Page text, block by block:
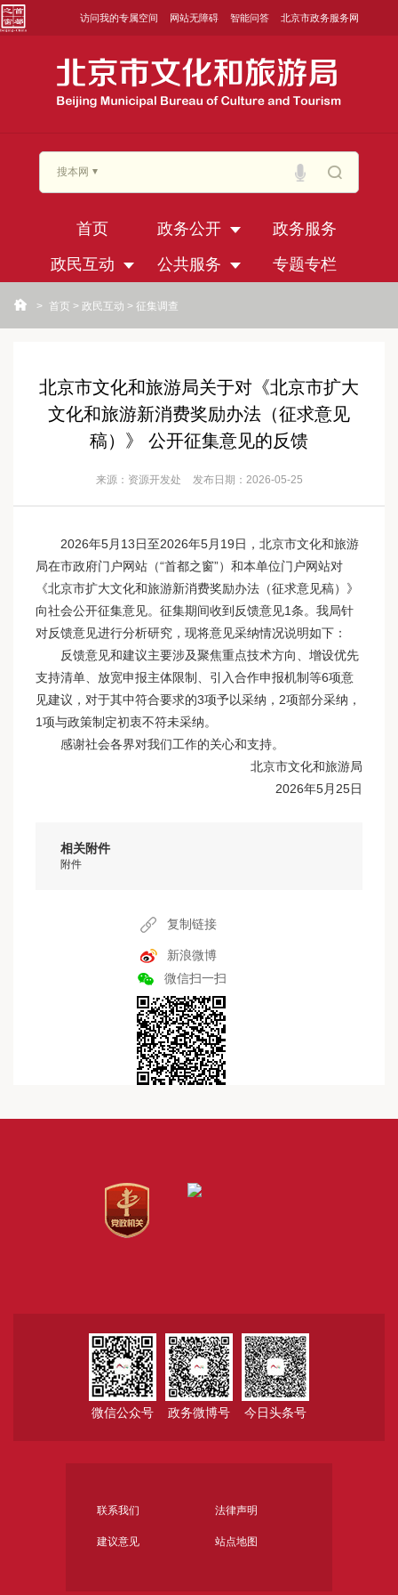
访问我的专属空间 网站无障碍 智能问答 北京市政务服务网
搜本网
首页 政务公开
政务服务
政民互动
公共服务 专题专栏
> 首页 > 政民互动 > 征集调查
北京市文化和旅游局关于对《北京市扩大
文化和旅游新消费奖励办法（征求意见
稿）》 公开征集意见的反馈
来源：资源开发处 发布日期：2026-05-25
2026年5月13日至2026年5月19日，北京市文化和旅游
局在市政府门户网站（“首都之窗”）和本单位门户网站对
《北京市扩大文化和旅游新消费奖励办法（征求意见稿）》
向社会公开征集意见。征集期间收到反馈意见1条。我局针
对反馈意见进行分析研究，现将意见采纳情况说明如下：
反馈意见和建议主要涉及聚焦重点技术方向、增设优先
支持清单、放宽申报主体限制、引入合作申报机制等6项意
见建议，对于其中符合要求的3项予以采纳，2项部分采纳，
1项与政策制定初衷不符未采纳。
感谢社会各界对我们工作的关心和支持。
北京市文化和旅游局
2026年5月25日
相关附件
附件
复制链接
新浪微博
微信扫一扫
微信公众号 政务微博号 今日头条号
联系我们 法律声明
建议意见 站点地图